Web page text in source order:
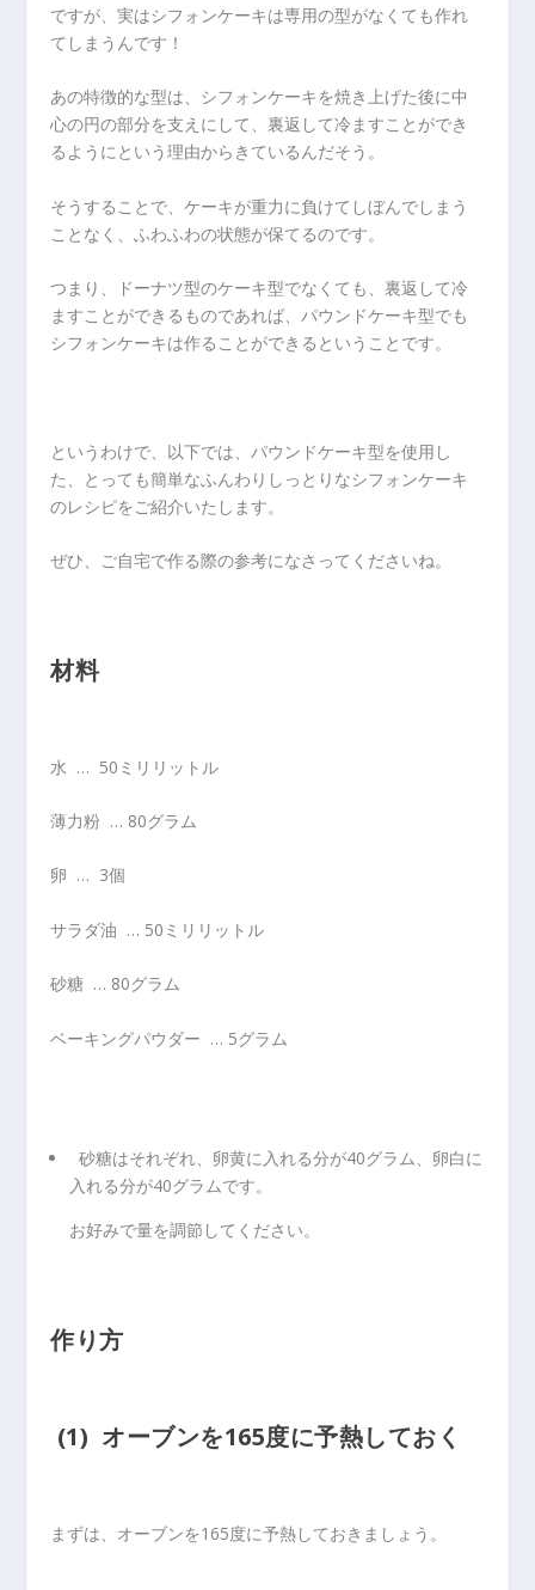
ですが、実はシフォンケーキは専用の型がなくても作れ
てしまうんです！
あの特徴的な型は、シフォンケーキを焼き上げた後に中
心の円の部分を支えにして、裏返して冷ますことができ
るようにという理由からきているんだそう。
そうすることで、ケーキが重力に負けてしぼんでしまう
ことなく、ふわふわの状態が保てるのです。
つまり、ドーナツ型のケーキ型でなくても、裏返して冷
ますことができるものであれば、パウンドケーキ型でも
シフォンケーキは作ることができるということです。
というわけで、以下では、パウンドケーキ型を使用し
た、とっても簡単なふんわりしっとりなシフォンケーキ
のレシピをご紹介いたします。
ぜひ、ご自宅で作る際の参考になさってくださいね。
材料
水 … 50ミリリットル
薄力粉 … 80グラム
卵 … 3個
サラダ油 … 50ミリリットル
砂糖 … 80グラム
ベーキングパウダー … 5グラム
砂糖はそれぞれ、卵黄に入れる分が40グラム、卵白に
入れる分が40グラムです。
お好みで量を調節してください。
作り方
(1) オーブンを165度に予熱しておく
まずは、オーブンを165度に予熱しておきましょう。